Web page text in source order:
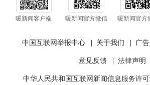
暖新闻客户端 暖新闻官方微信 暖新闻官方
中国互联网举报中心 | 关于我们 | 广
意见反馈 | 法律声明
中华人民共和国互联网新闻信息服务许可